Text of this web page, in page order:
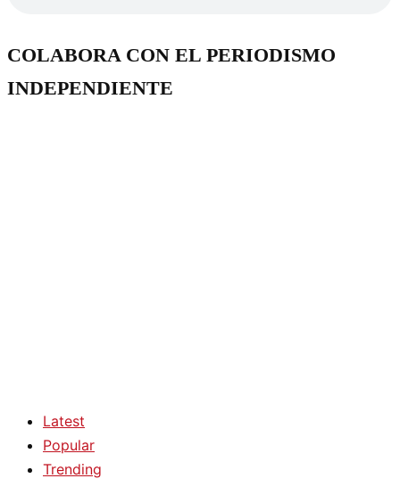
COLABORA CON EL PERIODISMO
INDEPENDIENTE
Latest
Popular
Trending